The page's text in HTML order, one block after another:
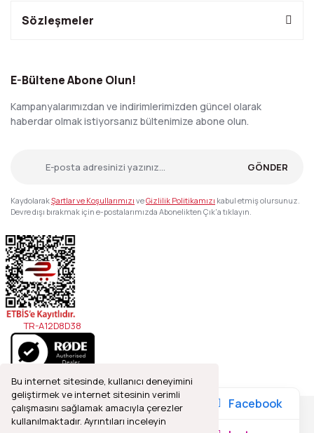
Bu internet sitesinde, kullanıcı deneyimini
geliştirmek ve internet sitesinin verimli
çalışmasını sağlamak amacıyla çerezler
kullanılmaktadır. Ayrıntıları inceleyin
Sözleşmeler
E-Bültene Abone Olun!
Kampanyalarımızdan ve indirimlerimizden güncel olarak
haberdar olmak istiyorsanız bültenimize abone olun.
GÖNDER
KaydolarakŞartlar ve Koşullarımızı veGizlilik Politikamızı kabul etmiş olursunuz.
Devre dışı bırakmak için e-postalarımızda Abonelikten Çık'a tıklayın.
TR-A12D8D38
2021© Refleks Fotoğrafçılık, Tüm Hakları Saklıdır.
Facebook